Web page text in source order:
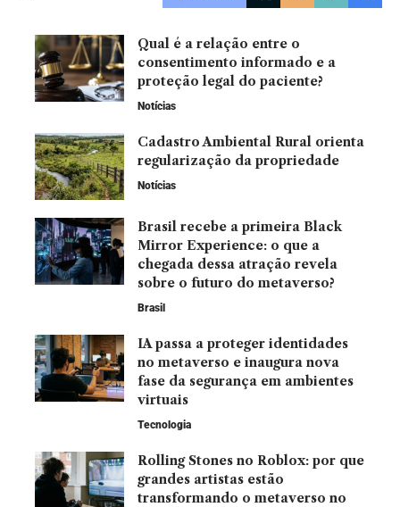
Qual é a relação entre o
consentimento informado e a
proteção legal do paciente?
Notícias
Cadastro Ambiental Rural orienta
regularização da propriedade
Notícias
Brasil recebe a primeira Black
Mirror Experience: o que a
chegada dessa atração revela
sobre o futuro do metaverso?
Brasil
IA passa a proteger identidades
no metaverso e inaugura nova
fase da segurança em ambientes
virtuais
Tecnologia
Rolling Stones no Roblox: por que
grandes artistas estão
transformando o metaverso no